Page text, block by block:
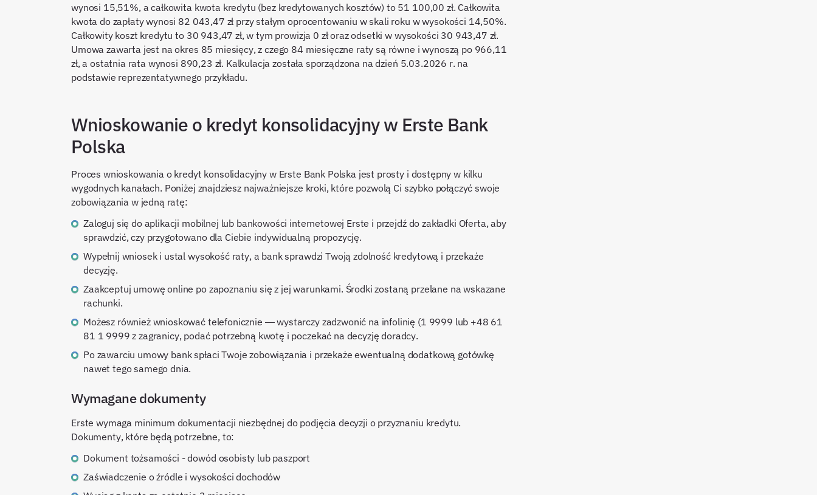
wynosi 15,51%, a całkowita kwota kredytu (bez kredytowanych kosztów) to 51 100,00 zł. Całkowita
kwota do zapłaty wynosi 82 043,47 zł przy stałym oprocentowaniu w skali roku w wysokości 14,50%.
Całkowity koszt kredytu to 30 943,47 zł, w tym prowizja 0 zł oraz odsetki w wysokości 30 943,47 zł.
Umowa zawarta jest na okres 85 miesięcy, z czego 84 miesięczne raty są równe i wynoszą po 966,11
zł, a ostatnia rata wynosi 890,23 zł. Kalkulacja została sporządzona na dzień 5.03.2026 r. na
podstawie reprezentatywnego przykładu.
Wnioskowanie o kredyt konsolidacyjny w Erste Bank
Polska
Proces wnioskowania o kredyt konsolidacyjny w Erste Bank Polska jest prosty i dostępny w kilku
wygodnych kanałach. Poniżej znajdziesz najważniejsze kroki, które pozwolą Ci szybko połączyć swoje
zobowiązania w jedną ratę:
Zaloguj się do aplikacji mobilnej lub bankowości internetowej Erste i przejdź do zakładki Oferta, aby
sprawdzić, czy przygotowano dla Ciebie indywidualną propozycję.
Wypełnij wniosek i ustal wysokość raty, a bank sprawdzi Twoją zdolność kredytową i przekaże
decyzję.
Zaakceptuj umowę online po zapoznaniu się z jej warunkami. Środki zostaną przelane na wskazane
rachunki.
Możesz również wnioskować telefonicznie — wystarczy zadzwonić na infolinię (1 9999 lub +48 61
81 1 9999 z zagranicy, podać potrzebną kwotę i poczekać na decyzję doradcy.
Po zawarciu umowy bank spłaci Twoje zobowiązania i przekaże ewentualną dodatkową gotówkę
nawet tego samego dnia.
Wymagane dokumenty
Erste wymaga minimum dokumentacji niezbędnej do podjęcia decyzji o przyznaniu kredytu.
Dokumenty, które będą potrzebne, to:
Dokument tożsamości - dowód osobisty lub paszport
Zaświadczenie o źródle i wysokości dochodów